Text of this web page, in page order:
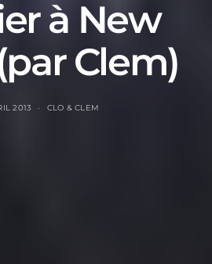
à New
Clem)
2013 CLO & CLEM